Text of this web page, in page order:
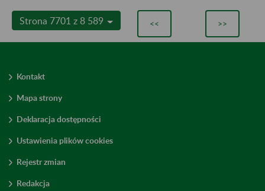
Strona 7701 z 8 589 << >>
Kontakt
Mapa strony
Deklaracja dostępności
Ustawienia plików cookies
Rejestr zmian
Redakcja